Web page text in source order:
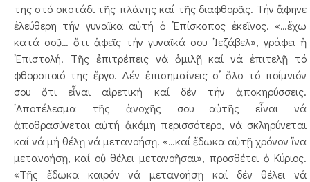
της στό σκοτάδι τῆς πλάνης καί τῆς διαφθορᾶς. Τήν ἄφηνε
ἐλεύθερη τήν γυναῖκα αὐτή ὁ ᾿Επίσκοπος ἐκεῖνος. «…ἔχω
κατά σοῦ… ὅτι ἀφεῖς τήν γυναῖκά σου ᾿Ιεζάβελ», γράφει ἡ
᾿Επιστολή. Τῆς ἐπιτρέπεις νά ὁμιλῇ καί νά ἐπιτελῇ τό
φθοροποιό της ἔργο. Δέν ἐπισημαίνεις σ’ ὅλο τό ποίμνιόν
σου ὅτι εἶναι αἱρετική καί δέν τήν ἀποκηρύσσεις.
᾿Αποτέλεσμα τῆς ἀνοχῆς σου αὐτῆς εἶναι νά
ἀποθρασύνεται αὐτή ἀκόμη περισσότερο, νά σκληρύνεται
καί νά μή θέλῃ νά μετανοήσῃ. «…καί ἔδωκα αὐτῇ χρόνον ἵνα
μετανοήσῃ, καί οὐ θέλει μετανοῆσαι», προσθέτει ὁ Κύριος.
«Τῆς ἔδωκα καιρόν νά μετανοήσῃ καί δέν θέλει νά